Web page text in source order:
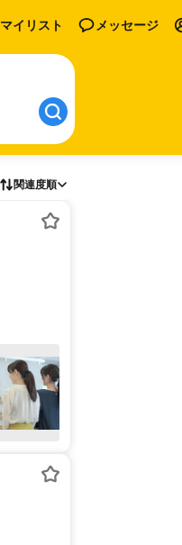
マイリスト メッセージ
関連度順